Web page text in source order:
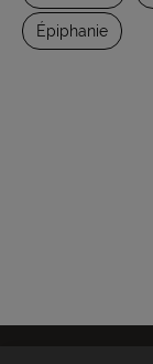
Épiphanie